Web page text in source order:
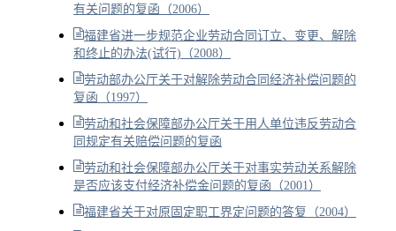
有关问题的复函（2006）
福建省进一步规范企业劳动合同订立、变更、解除
和终止的办法(试行)（2008）
劳动部办公厅关于对解除劳动合同经济补偿问题的
复函（1997）
劳动和社会保障部办公厅关于用人单位违反劳动合
同规定有关赔偿问题的复函
劳动和社会保障部办公厅关于对事实劳动关系解除
是否应该支付经济补偿金问题的复函（2001）
福建省关于对原固定职工界定问题的答复（2004）